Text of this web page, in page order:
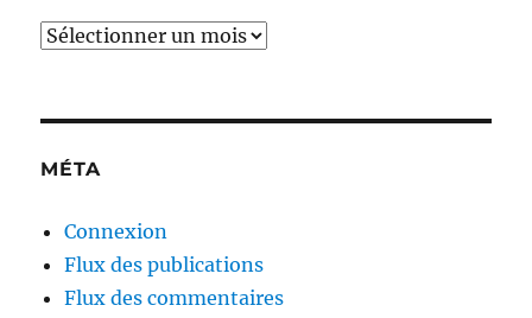
Archives
MÉTA
Connexion
Flux des publications
Flux des commentaires